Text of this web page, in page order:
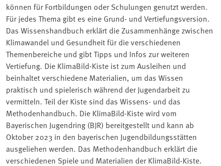
können für Fortbildungen oder Schulungen genutzt werden.
Für jedes Thema gibt es eine Grund- und Vertiefungsversion.
Das Wissenshandbuch erklärt die Zusammenhänge zwischen
Klimawandel und Gesundheit für die verschiedenen
Themenbereiche und gibt Tipps und Infos zur weiteren
Vertiefung. Die KlimaBild-Kiste ist zum Ausleihen und
beinhaltet verschiedene Materialien, um das Wissen
praktisch und spielerisch während der Jugendarbeit zu
vermitteln. Teil der Kiste sind das Wissens- und das
Methodenhandbuch. Die KlimaBild-Kiste wird vom
Bayerischen Jugendring (BJR) bereitgestellt und kann ab
Oktober 2023 in den bayerischen Jugendbildungsstätten
ausgeliehen werden. Das Methodenhandbuch erklärt die
verschiedenen Spiele und Materialien der KlimaBild-Kiste.